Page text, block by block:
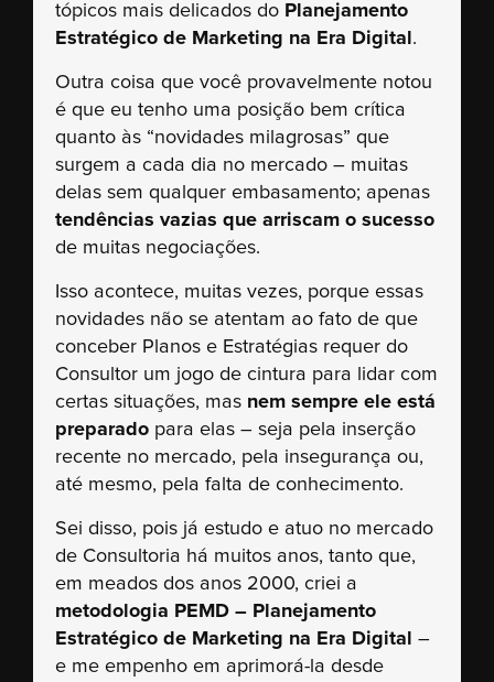
tópicos mais delicados do Planejamento
Estratégico de Marketing na Era Digital .
Outra coisa que você provavelmente notou
é que eu tenho uma posição bem crítica
quanto às “novidades milagrosas” que
surgem a cada dia no mercado – muitas
delas sem qualquer embasamento; apenas
tendências vazias que arriscam o sucesso
de muitas negociações.
Isso acontece, muitas vezes, porque essas
novidades não se atentam ao fato de que
conceber Planos e Estratégias requer do
Consultor um jogo de cintura para lidar com
certas situações, mas nem sempre ele está
preparado para elas – seja pela inserção
recente no mercado, pela insegurança ou,
até mesmo, pela falta de conhecimento.
Sei disso, pois já estudo e atuo no mercado
de Consultoria há muitos anos, tanto que,
em meados dos anos 2000, criei a
metodologia PEMD – Planejamento
Estratégico de Marketing na Era Digital
–
e me empenho em aprimorá-la desde